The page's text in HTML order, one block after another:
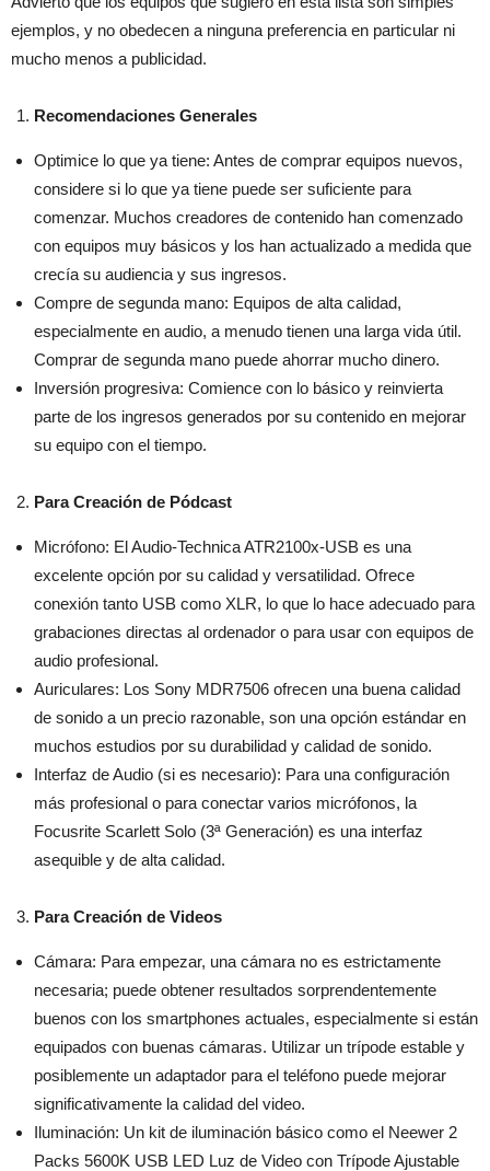
ejemplos, y no obedecen a ninguna preferencia en particular ni
mucho menos a publicidad.
Recomendaciones Generales
Optimice lo que ya tiene: Antes de comprar equipos nuevos,
considere si lo que ya tiene puede ser suficiente para
comenzar. Muchos creadores de contenido han comenzado
con equipos muy básicos y los han actualizado a medida que
crecía su audiencia y sus ingresos.
Compre de segunda mano: Equipos de alta calidad,
especialmente en audio, a menudo tienen una larga vida útil.
Comprar de segunda mano puede ahorrar mucho dinero.
Inversión progresiva: Comience con lo básico y reinvierta
parte de los ingresos generados por su contenido en mejorar
su equipo con el tiempo.
Para Creación de Pódcast
Micrófono: El Audio-Technica ATR2100x-USB es una
excelente opción por su calidad y versatilidad. Ofrece
conexión tanto USB como XLR, lo que lo hace adecuado para
grabaciones directas al ordenador o para usar con equipos de
audio profesional.
Auriculares: Los Sony MDR7506 ofrecen una buena calidad
de sonido a un precio razonable, son una opción estándar en
muchos estudios por su durabilidad y calidad de sonido.
Interfaz de Audio (si es necesario): Para una configuración
más profesional o para conectar varios micrófonos, la
Focusrite Scarlett Solo (3ª Generación) es una interfaz
asequible y de alta calidad.
Para Creación de Videos
Cámara: Para empezar, una cámara no es estrictamente
necesaria; puede obtener resultados sorprendentemente
buenos con los smartphones actuales, especialmente si están
equipados con buenas cámaras. Utilizar un trípode estable y
posiblemente un adaptador para el teléfono puede mejorar
significativamente la calidad del video.
Iluminación: Un kit de iluminación básico como el Neewer 2
Packs 5600K USB LED Luz de Video con Trípode Ajustable